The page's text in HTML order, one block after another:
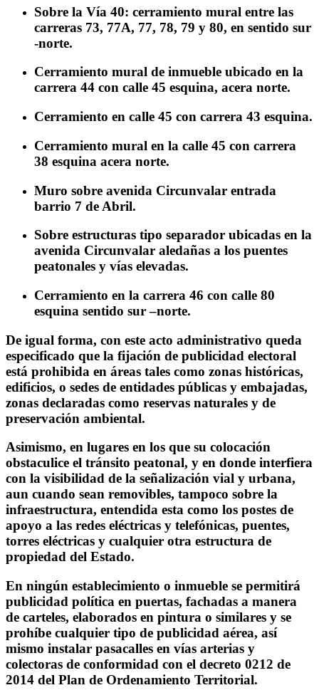
Sobre la Vía 40: cerramiento mural entre las
carreras 73, 77A, 77, 78, 79 y 80, en sentido sur
-norte.
Cerramiento mural de inmueble ubicado en la
carrera 44 con calle 45 esquina, acera norte.
Cerramiento en calle 45 con carrera 43 esquina.
Cerramiento mural en la calle 45 con carrera
38 esquina acera norte.
Muro sobre avenida Circunvalar entrada
barrio 7 de Abril.
Sobre estructuras tipo separador ubicadas en la
avenida Circunvalar aledañas a los puentes
peatonales y vías elevadas.
Cerramiento en la carrera 46 con calle 80
esquina sentido sur –norte.
De igual forma, con este acto administrativo queda
especificado que la fijación de publicidad electoral
está prohibida en áreas tales como zonas históricas,
edificios, o sedes de entidades públicas y embajadas,
zonas declaradas como reservas naturales y de
preservación ambiental.
Asimismo, en lugares en los que su colocación
obstaculice el tránsito peatonal, y en donde interfiera
con la visibilidad de la señalización vial y urbana,
aun cuando sean removibles, tampoco sobre la
infraestructura, entendida esta como los postes de
apoyo a las redes eléctricas y telefónicas, puentes,
torres eléctricas y cualquier otra estructura de
propiedad del Estado.
En ningún establecimiento o inmueble se permitirá
publicidad política en puertas, fachadas a manera
de carteles, elaborados en pintura o similares y se
prohíbe cualquier tipo de publicidad aérea, así
mismo instalar pasacalles en vías arterias y
colectoras de conformidad con el decreto 0212 de
2014 del Plan de Ordenamiento Territorial.